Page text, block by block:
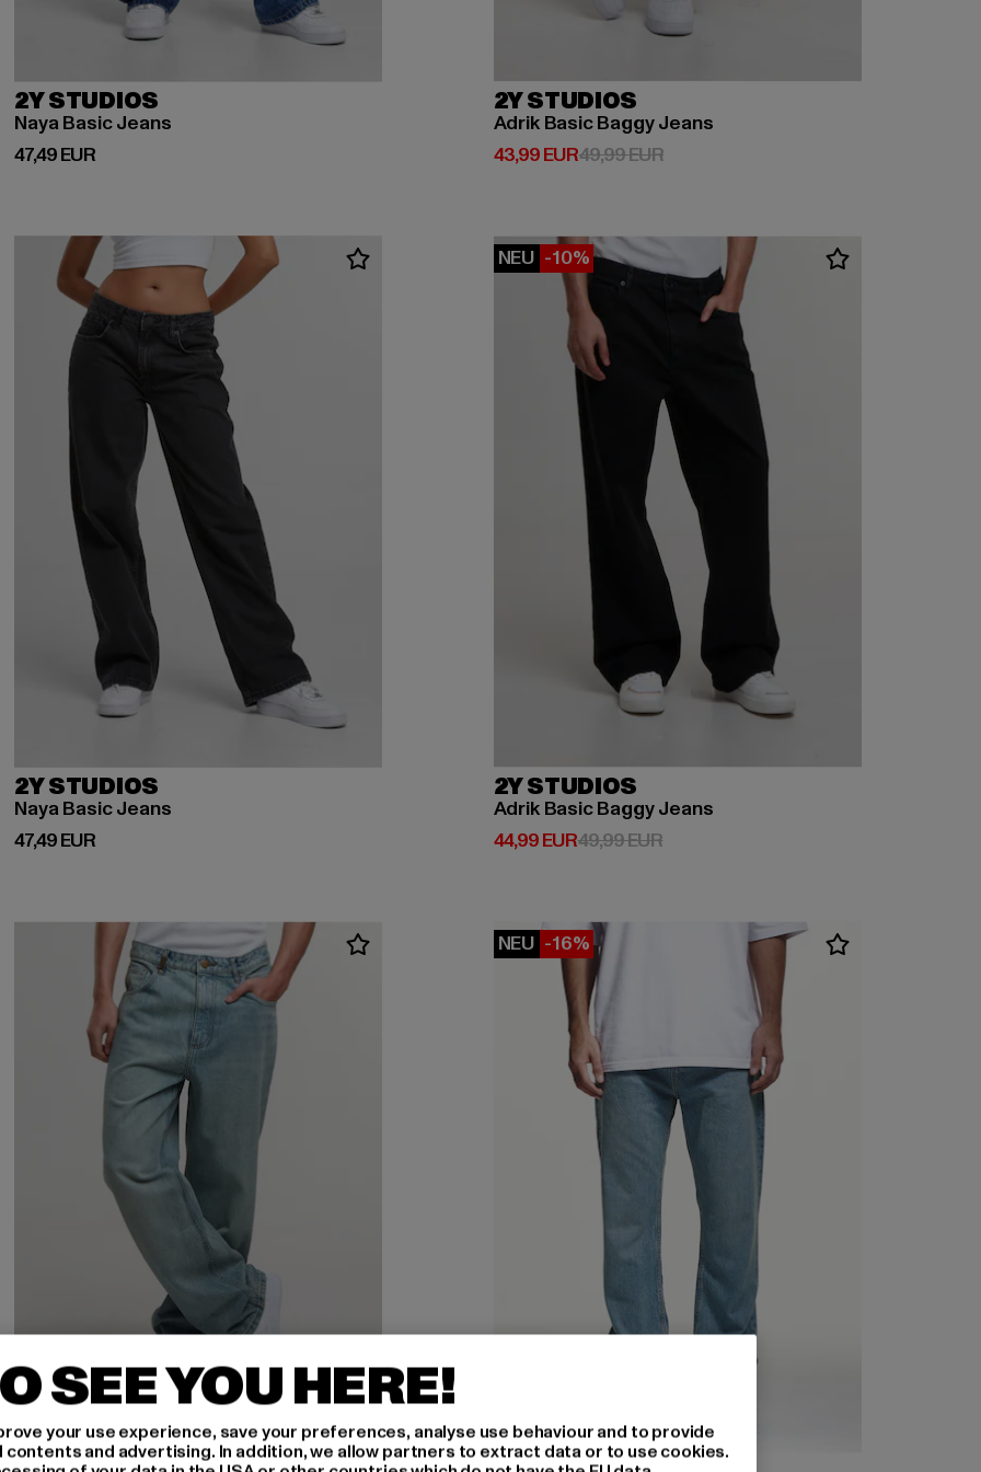
2Y STUDIOS
Naya Basic Jeans
47,49 EUR
Derzeitiger Preis: 47,49 EUR
2Y STUDIOS
Adrik Basic Baggy Jeans
43,99 EUR
Derzeitiger Preis: 43,99 EUR
49,99 EURAktionspreis: 49,99 EUR
2Y STUDIOS
Naya Basic Jeans
47,49 EUR
Derzeitiger Preis: 47,49 EUR
NEU -10%
2Y STUDIOS
Adrik Basic Baggy Jeans
44,99 EUR
Derzeitiger Preis: 44,99 EUR
49,99 EURAktionspreis: 49,99 EUR
NEU -16%
SEE YOU HERE!
your use experience, save your preferences, analyse use behaviour and to provide
and advertising. In addition, we allow partners to extract data or to use cookies.